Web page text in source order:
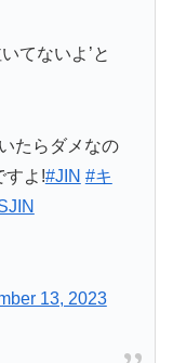
てないよ’と
たらダメなの
すよ!#JIN #キ
13, 2023